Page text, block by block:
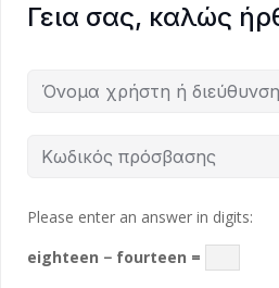
Γεια σας, καλώς
Please enter an answer in digits:
eighteen − fourteen =